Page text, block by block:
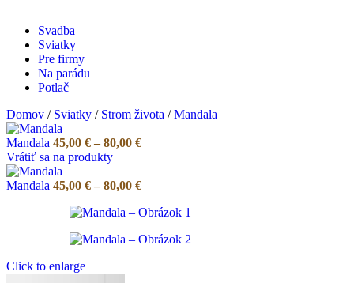
Svadba
Sviatky
Pre firmy
Na parádu
Potlač
Domov / Sviatky / Strom života / Mandala
Mandala 45,00 € – 80,00 €Price
through
Vrátiť sa na produkty
Mandala 45,00 € – 80,00 €Price
45,00 €
80,00 €
Click to enlarge